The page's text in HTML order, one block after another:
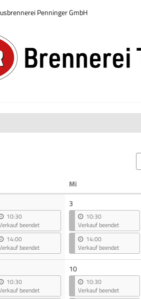
Penninger GmbH
Mi
10:30
beendet
14:00
beendet
3
10:30
Verkauf beendet
14:00
Verkauf beendet
10:30
beendet
10
10:30
Verkauf beendet